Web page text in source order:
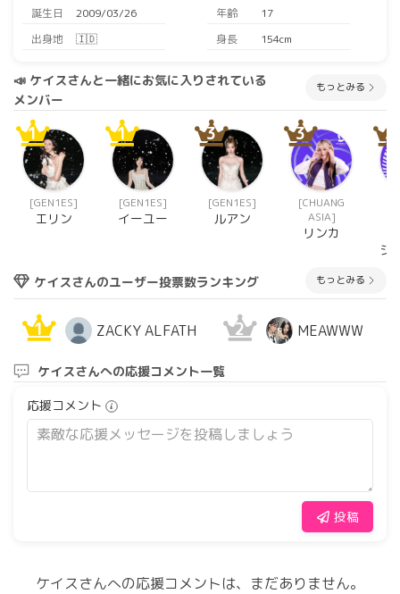
誕生日 2009/03/26 年齢
17
出身地
🇮🇩 身長 154cm
📣 ケイスさんと一緒にお気に入りされている
メンバー
もっとみる
1
[GEN1ES]
エリン
1
[GEN1ES]
イーユー
3
[GEN1ES]
ルアン
3
[CHUANG
ASIA]
リンカ
3
シ
ケイスさんのユーザー投票数ランキング
もっとみる
1 ZACKY ALFATH 2 MEAWWW
ケイスさんへの応援コメント一覧
応援コメント
投稿
ケイスさんへの応援コメントは、まだありません。